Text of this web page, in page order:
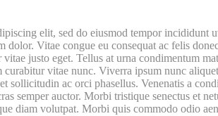
elit, sed do eiusmod tempor incididunt
dolor. Vitae congue eu consequat ac felis
justo eget. Tellus at urna condimentum
curabitur vitae nunc. Viverra ipsum nunc
sollicitudin ac orci phasellus. Venenatis a
semper auctor. Morbi tristique senectus et
diam volutpat. Morbi quis commodo odio